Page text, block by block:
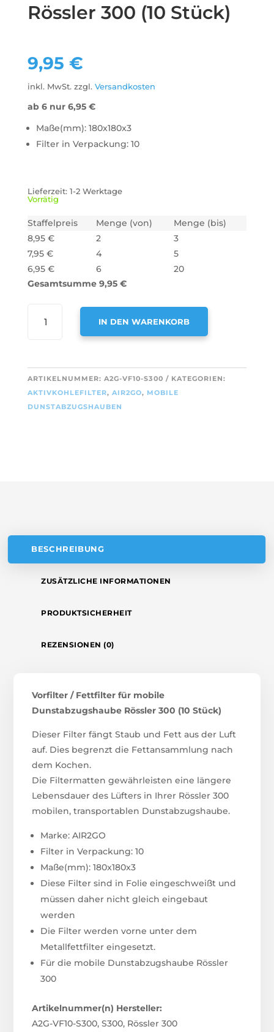
Rössler 300 (10 Stück)
9,95 €
inkl. MwSt. zzgl. Versandkosten
ab 6 nur 6,95 €
Maße(mm): 180x180x3
Filter in Verpackung: 10
Lieferzeit: 1-2 Werktage
Vorrätig
Staffelpreis Menge (von)
Menge (bis)
8,95 € 2
3
7,95 € 4
5
6,95 € 6
20
Gesamtsumme 9,95 €
MOBILE
DUNSTABZUGSHAUBE
RÖSSLER
300
IN DEN WARENKORB
T
E
R
ARTIKELNUMMER: A2G-VF10-S300
KATEGORIEN:
AKTIVKOHLEFILTER, AIR2GO, MOBILE
DUNSTABZUGSHAUBEN
BESCHREIBUNG
ZUSÄTZLICHE INFORMATIONEN
PRODUKTSICHERHEIT
REZENSIONEN (0)
Vorfilter / Fettfilter für mobile
Dunstabzugshaube Rössler 300 (10 Stück)
Dieser Filter fängt Staub und Fett aus der Luft
auf. Dies begrenzt die Fettansammlung nach
dem Kochen.
Die Filtermatten gewährleisten eine längere
Lebensdauer des Lüfters in Ihrer Rössler 300
mobilen, transportablen Dunstabzugshaube.
Marke: AIR2GO
Filter in Verpackung: 10
Maße(mm): 180x180x3
Diese Filter sind in Folie eingeschweißt und
müssen daher nicht gleich eingebaut
werden
Die Filter werden vorne unter dem
Metallfettfilter eingesetzt.
Für die mobile Dunstabzugshaube Rössler
300
Artikelnummer(n) Hersteller:
A2G-VF10-S300, S300, Rössler 300